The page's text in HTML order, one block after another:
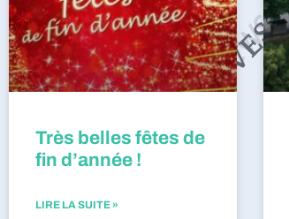
Très belles fêtes de
fin d’année !
LIRE LA SUITE »